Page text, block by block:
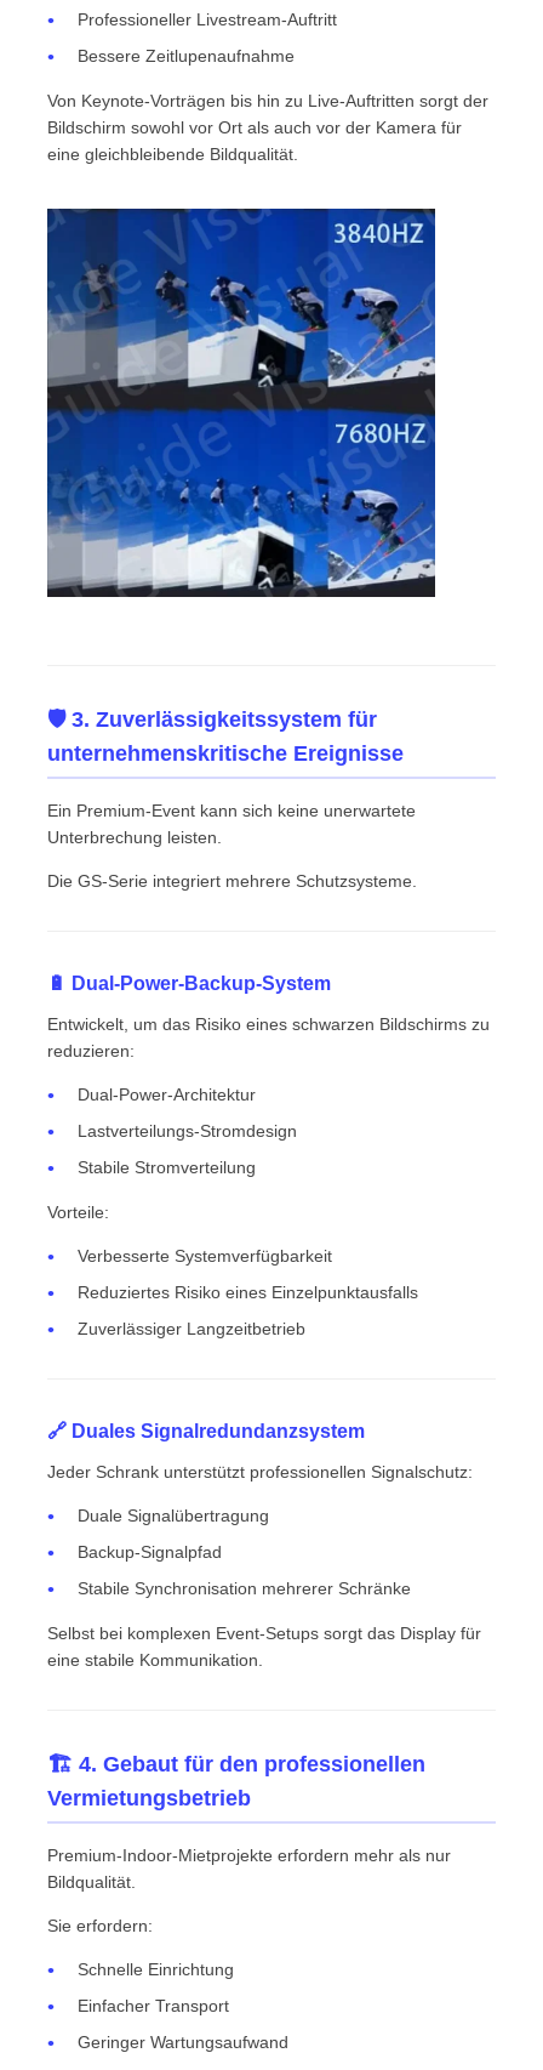
Professioneller Livestream-Auftritt
Bessere Zeitlupenaufnahme
Von Keynote-Vorträgen bis hin zu Live-Auftritten sorgt der
Bildschirm sowohl vor Ort als auch vor der Kamera für
eine gleichbleibende Bildqualität.
🛡️ 3. Zuverlässigkeitssystem für
unternehmenskritische Ereignisse
Ein Premium-Event kann sich keine unerwartete
Unterbrechung leisten.
Die GS-Serie integriert mehrere Schutzsysteme.
🔋 Dual-Power-Backup-System
Entwickelt, um das Risiko eines schwarzen Bildschirms zu
reduzieren:
Dual-Power-Architektur
Lastverteilungs-Stromdesign
Stabile Stromverteilung
Vorteile:
Verbesserte Systemverfügbarkeit
Reduziertes Risiko eines Einzelpunktausfalls
Zuverlässiger Langzeitbetrieb
🔗 Duales Signalredundanzsystem
Jeder Schrank unterstützt professionellen Signalschutz:
Duale Signalübertragung
Backup-Signalpfad
Stabile Synchronisation mehrerer Schränke
Selbst bei komplexen Event-Setups sorgt das Display für
eine stabile Kommunikation.
🏗️ 4. Gebaut für den professionellen
Vermietungsbetrieb
Premium-Indoor-Mietprojekte erfordern mehr als nur
Bildqualität.
Sie erfordern:
Schnelle Einrichtung
Einfacher Transport
Geringer Wartungsaufwand